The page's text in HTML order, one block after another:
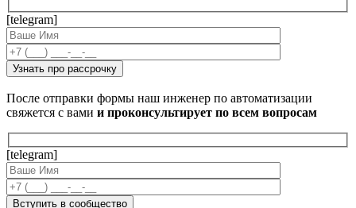
[telegram]
После отправки формы наш инженер по автоматизации
свяжется с вами и проконсультирует по всем вопросам
[telegram]